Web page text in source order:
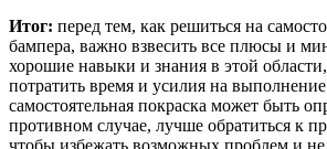
Итог: перед тем, как решиться на
бампера, важно взвесить все плюсы и
хорошие навыки и знания в этой
потратить время и усилия на выполнение
самостоятельная покраска может быть
противном случае, лучше обратиться к